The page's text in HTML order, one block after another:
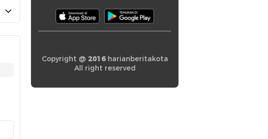
Copyright @ 2016harianberitakota
All right reserved